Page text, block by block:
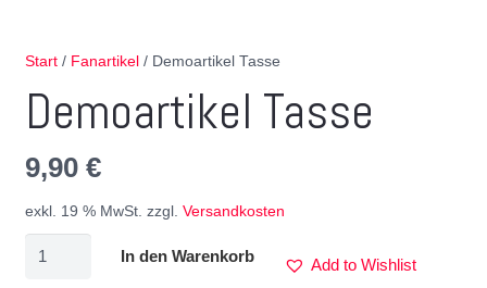
Start/ Fanartikel/ Demoartikel Tasse
Demoartikel Tasse
9,90 €
exkl. 19 % MwSt. zzgl. Versandkosten
In den Warenkorb Add to Wishlist